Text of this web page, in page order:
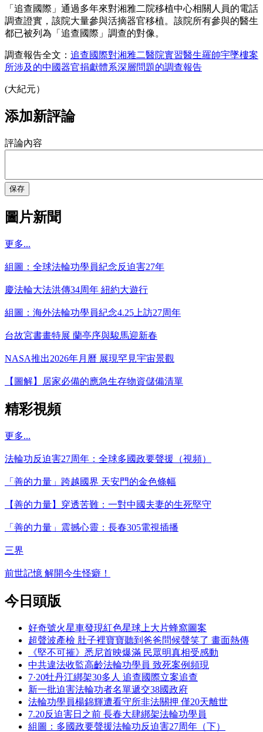
「追查國際」通過多年來對湘雅二院移植中心相關人員的電話
調查證實，該院大量參與活摘器官移植。該院所有參與的醫生
都已被列為「追查國際」調查的對像。
調查報告全文： 追查國際對湘雅二醫院實習醫生羅帥宇墜樓案
所涉及的中國器官捐獻體系深層問題的調查報告
(大紀元）
添加新評論
評論內容
保存
圖片新聞
更多...
組圖：全球法輪功學員紀念反迫害27年
慶法輪大法洪傳34周年 紐約大遊行
組圖：海外法輪功學員紀念4.25上訪27周年
台故宮書畫特展 蘭亭序與駿馬迎新春
NASA推出2026年月曆 展現罕見宇宙景觀
【圖解】居家必備的應急生存物資儲備清單
精彩視頻
更多...
法輪功反迫害27周年：全球多國政要聲援（視頻）
「善的力量」跨越國界 天安門的金色條幅
【善的力量】穿透苦難：一對中國夫妻的生死堅守
「善的力量」震撼心靈：長春305電視插播
三界
前世記憶 解開今生怪癖！
今日頭版
好奇號火星車發現紅色星球上大片蜂窩圖案
超聲波產檢 肚子裡寶寶聽到爸爸問候聲笑了 畫面熱傳
《堅不可摧》悉尼首映爆滿 民眾明真相受感動
中共違法收監高齡法輪功學員 致死案例頻現
7·20牡丹江綁架30多人 追查國際立案追查
新一批迫害法輪功者名單遞交38國政府
法輪功學員楊錦輝遭看守所非法關押 僅20天離世
7.20反迫害日之前 長春大肆綁架法輪功學員
組圖：多國政要聲援法輪功反迫害27周年（下）